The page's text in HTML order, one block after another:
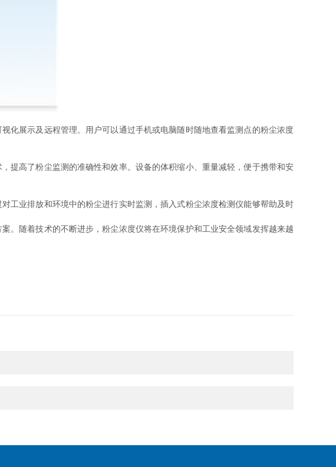
展示及远程管理。用户可以通过手机或电脑随时随地查看监测点的粉尘浓度
高了粉尘监测的准确性和效率。设备的体积缩小、重量减轻，便于携带和安
业排放和环境中的粉尘进行实时监测，插入式粉尘浓度检测仪能够帮助及时
随着技术的不断进步，粉尘浓度仪将在环境保护和工业安全领域发挥越来越